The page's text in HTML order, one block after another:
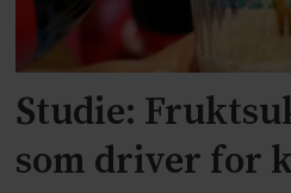
Studie:
som driver for